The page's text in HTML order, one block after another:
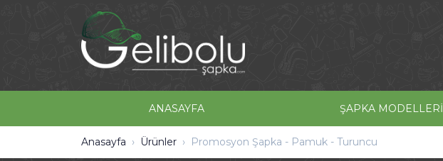
ANASAYFA ŞAPKA MODELLERİ
Anasayfa Ürünler Promosyon Şapka - Pamuk - Turuncu